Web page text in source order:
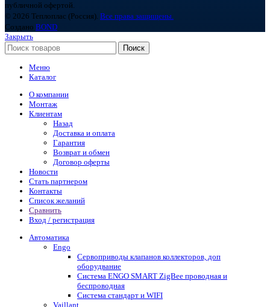
публичной офертой.
© 2026 Теплоплас (Россия). Все права защищены.
Создано BOND
Закрыть
Поиск
Меню
Каталог
О компании
Монтаж
Клиентам
Назад
Доставка и оплата
Гарантия
Возврат и обмен
Договор оферты
Новости
Стать партнером
Контакты
Список желаний
Сравнить
Вход / регистрация
Автоматика
Engo
Сервоприводы клапанов коллекторов, доп
оборудвание
Система ENGO SMART ZigBee проводная и
беспроводная
Система стандарт и WIFI
Vaillant